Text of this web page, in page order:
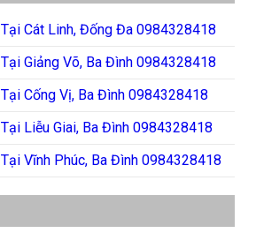
Cát Linh, Đống Đa 0984328418
Giảng Võ, Ba Đình 0984328418
Cống Vị, Ba Đình 0984328418
Liễu Giai, Ba Đình 0984328418
Vĩnh Phúc, Ba Đình 0984328418